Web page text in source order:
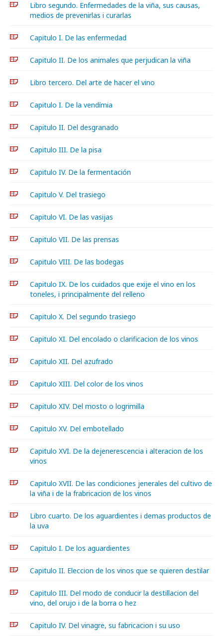
Libro segundo. Enfermedades de la viña, sus causas,
medios de prevenirlas i curarlas
Capitulo I. De las enfermedad
Capitulo II. De los animales que perjudican la viña
Libro tercero. Del arte de hacer el vino
Capitulo I. De la vendímia
Capitulo II. Del desgranado
Capitulo III. De la pisa
Capitulo IV. De la fermentación
Capitulo V. Del trasiego
Capitulo VI. De las vasijas
Capitulo VII. De las prensas
Capitulo VIII. De las bodegas
Capitulo IX. De los cuidados que exije el vino en los
toneles, i principalmente del relleno
Capitulo X. Del segundo trasiego
Capitulo XI. Del encolado o clarificacion de los vinos
Capitulo XII. Del azufrado
Capitulo XIII. Del color de los vinos
Capitulo XIV. Del mosto o logrimilla
Capitulo XV. Del embotellado
Capitulo XVI. De la dejenerescencia i alteracion de los
vinos
Capitulo XVII. De las condiciones jenerales del cultivo de
la viña i de la frabricacion de los vinos
Libro cuarto. De los aguardientes i demas productos de
la uva
Capitulo I. De los aguardientes
Capitulo II. Eleccion de los vinos que se quieren destilar
Capitulo III. Del modo de conducir la destillacion del
vino, del orujo i de la borra o hez
Capitulo IV. Del vinagre, su fabricacion i su uso